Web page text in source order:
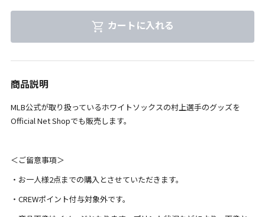
カートに入れる
商品説明
MLB公式が取り扱っているホワイトソックスの村上選手のグッズを
Official Net Shopでも販売します。
＜ご留意事項＞
・お一人様2点までの購入とさせていただきます。
・CREWポイント付与対象外です。